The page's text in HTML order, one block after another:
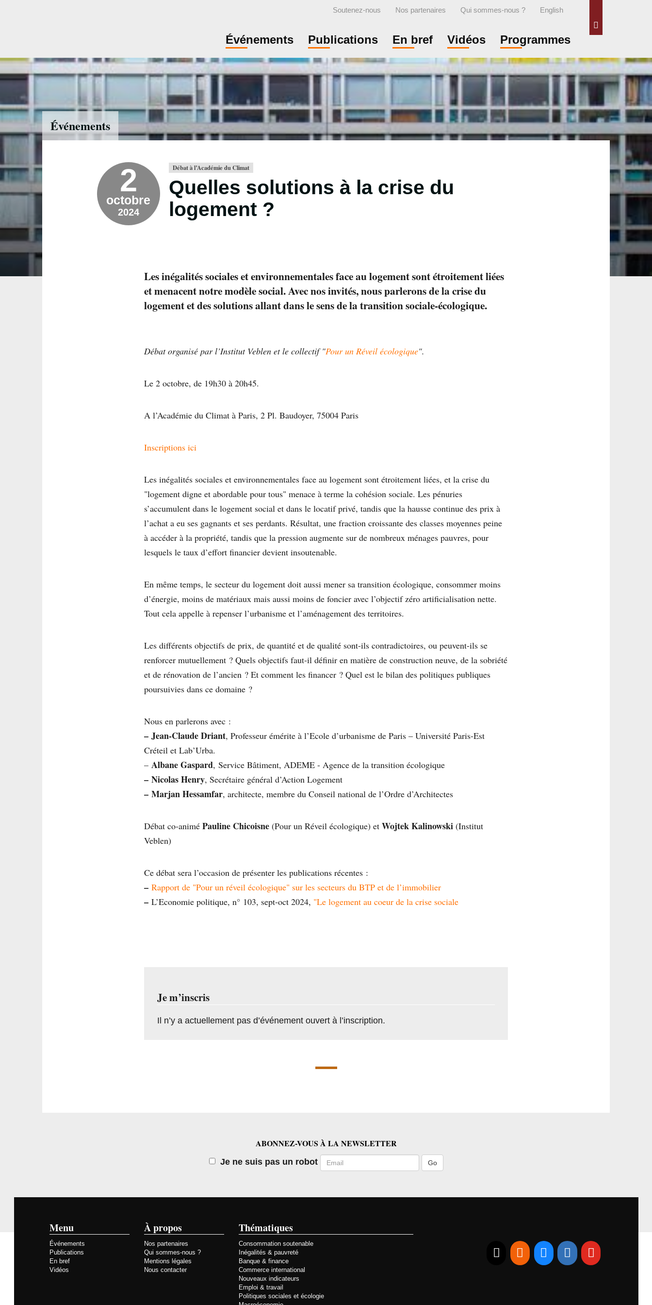
Soutenez-nous Nos partenaires Qui sommes-nous ? English
Événements Publications En bref Vidéos Programmes
Événements
2
octobre
2024
Débat à l’Académie du Climat
Quelles solutions à la crise du
logement ?
Les inégalités sociales et environnementales face au logement sont étroitement liées
et menacent notre modèle social. Avec nos invités, nous parlerons de la crise du
logement et des solutions allant dans le sens de la transition sociale-écologique.
Débat organisé par l’Institut Veblen et le collectif "Pour un Réveil écologique".
Le 2 octobre, de 19h30 à 20h45.
A l’Académie du Climat à Paris, 2 Pl. Baudoyer, 75004 Paris
Inscriptions ici
Les inégalités sociales et environnementales face au logement sont étroitement liées, et la crise du
"logement digne et abordable pour tous" menace à terme la cohésion sociale. Les pénuries
s’accumulent dans le logement social et dans le locatif privé, tandis que la hausse continue des prix à
l’achat a eu ses gagnants et ses perdants. Résultat, une fraction croissante des classes moyennes peine
à accéder à la propriété, tandis que la pression augmente sur de nombreux ménages pauvres, pour
lesquels le taux d’effort financier devient insoutenable.
En même temps, le secteur du logement doit aussi mener sa transition écologique, consommer moins
d’énergie, moins de matériaux mais aussi moins de foncier avec l’objectif zéro artificialisation nette.
Tout cela appelle à repenser l’urbanisme et l’aménagement des territoires.
Les différents objectifs de prix, de quantité et de qualité sont-ils contradictoires, ou peuvent-ils se
renforcer mutuellement ? Quels objectifs faut-il définir en matière de construction neuve, de la sobriété
et de rénovation de l’ancien ? Et comment les financer ? Quel est le bilan des politiques publiques
poursuivies dans ce domaine ?
Nous en parlerons avec :
– Jean-Claude Driant, Professeur émérite à l’Ecole d’urbanisme de Paris – Université Paris-Est
Créteil et Lab’Urba.
– Albane Gaspard, Service Bâtiment, ADEME - Agence de la transition écologique
– Nicolas Henry, Secrétaire général d’Action Logement
– Marjan Hessamfar, architecte, membre du Conseil national de l’Ordre d’Architectes
Débat co-animé Pauline Chicoisne (Pour un Réveil écologique) et Wojtek Kalinowski (Institut
Veblen)
Ce débat sera l’occasion de présenter les publications récentes :
– Rapport de "Pour un réveil écologique" sur les secteurs du BTP et de l’immobilier
– L’Economie politique, n° 103, sept-oct 2024, "Le logement au coeur de la crise sociale
Je m’inscris
Il n’y a actuellement pas d’événement ouvert à l’inscription.
ABONNEZ-VOUS À LA NEWSLETTER
Je ne suis pas un robot Email
Menu
Événements
Publications
En bref
Vidéos
À propos
Nos partenaires
Qui sommes-nous ?
Mentions légales
Nous contacter
Thématiques
Consommation soutenable
Inégalités & pauvreté
Banque & finance
Commerce international
Nouveaux indicateurs
Emploi & travail
Politiques sociales et écologie